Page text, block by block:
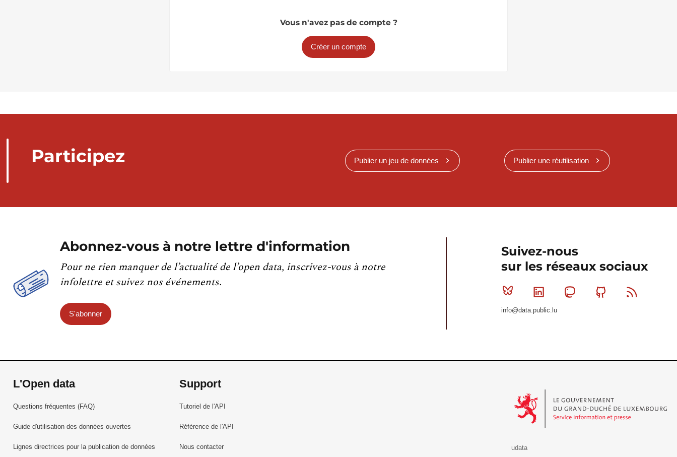
Vous n'avez pas de compte ?
Créer un compte
Participez Publier un jeu de données Publier une réutilisation
Abonnez-vous à notre lettre d'information
Pour ne rien manquer de l’actualité de l’open data, inscrivez-vous à notre
infolettre et suivez nos événements.
S'abonner
Suivez-nous
sur les réseaux sociaux
Bluesky Linkedin MastodonGithub
info@data.public.lu
L'Open data
Questions fréquentes (FAQ)
Guide d'utilisation des données ouvertes
Lignes directrices pour la publication de données
Support
Tutoriel de l'API
Référence de l'API
Nous contacter
udata